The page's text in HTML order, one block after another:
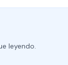
leyendo.